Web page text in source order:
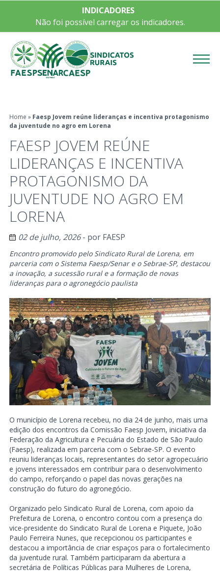
INDICADORES
Não foi possível carregar os indicadores.
Home » Faesp Jovem reúne lideranças e incentiva protagonismo
da juventude no agro em Lorena
FAESP JOVEM REÚNE
LIDERANÇAS E INCENTIVA
PROTAGONISMO DA
JUVENTUDE NO AGRO EM
LORENA
02 de julho, 2026- por FAESP
Encontro promovido pelo Sindicato Rural de Lorena, em
parceria com o Sistema Faesp/Senar e o Sebrae-SP, destacou
a inovação, a sucessão rural e a formação de novas
lideranças para o agronegócio paulista
O município de Lorena recebeu, no dia 24 de junho, mais uma
edição dos encontros da Comissão Faesp Jovem, iniciativa da
Federação da Agricultura e Pecuária do Estado de São Paulo
(Faesp), realizada em parceria com o Sebrae-SP. O evento
reuniu lideranças locais, representantes do setor agropecuário
e jovens interessados em contribuir para o desenvolvimento
do campo, reforçando o papel das novas gerações na
construção do futuro do agronegócio.
Organizado pelo Sindicato Rural de Lorena, com apoio da
Prefeitura de Lorena, o encontro contou com a presença do
vice-presidente do Sindicato Rural de Lorena e Piquete, João
Paulo Ferreira Nunes, que recepcionou os participantes e
destacou a importância de criar espaços para o fortalecimento
da juventude rural. Também participaram da abertura a
secretária de Políticas Públicas para Mulheres de Lorena,